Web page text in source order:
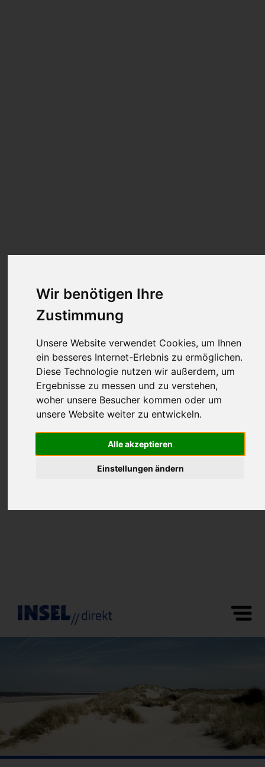
Wir benötigen Ihre
Zustimmung
Unsere Website verwendet Cookies, um Ihnen
ein besseres Internet-Erlebnis zu ermöglichen.
Diese Technologie nutzen wir außerdem, um
Ergebnisse zu messen und zu verstehen,
woher unsere Besucher kommen oder um
unsere Website weiter zu entwickeln.
Alle akzeptieren
Einstellungen ändern